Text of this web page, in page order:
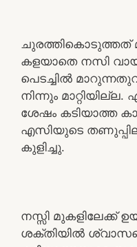
ചുരത്തികൊടുത്തത്
കളയാതെ നസി
പെടച്ചിൽ
നിന്നും
ശേഷം കടിയാത്ത
എസിയുടെ
കുളിച്ചു.
നസ്സി മുകളിലേക്ക്
ശക്തിയിൽ